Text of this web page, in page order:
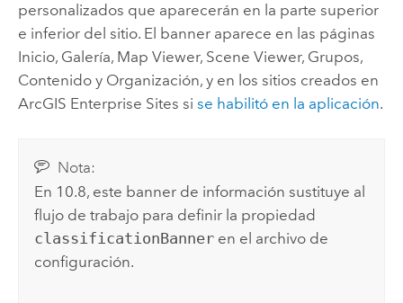
personalizados que aparecerán en la parte superior
e inferior del sitio. El banner aparece en las páginas
Inicio, Galería, Map Viewer, Scene Viewer, Grupos,
Contenido y Organización, y en los sitios creados en
ArcGIS Enterprise Sites si se habilitó en la aplicación.
Nota:
En 10.8, este banner de información sustituye al
flujo de trabajo para definir la propiedad
classificationBanner en el archivo de
configuración.